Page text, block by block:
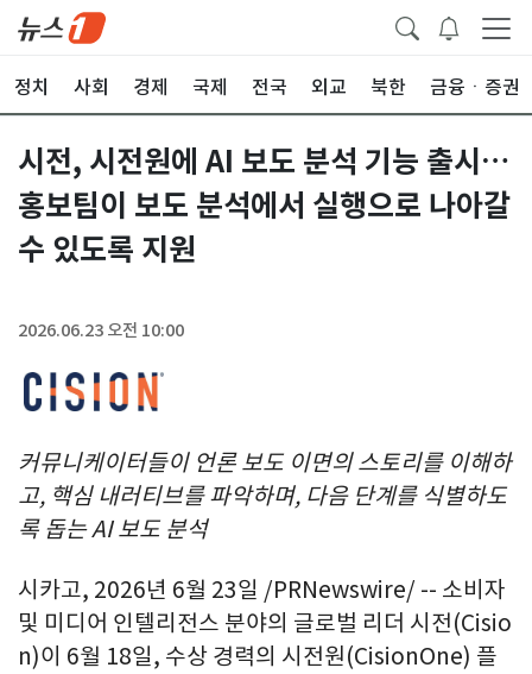
정치 사회 경제 국제 전국 외교 북한 금융ㆍ증권
시전, 시전원에 AI 보도 분석 기능 출시…
홍보팀이 보도 분석에서 실행으로 나아갈
수 있도록 지원
2026.06.23 오전 10:00
커뮤니케이터들이 언론 보도 이면의 스토리를 이해하
고, 핵심 내러티브를 파악하며, 다음 단계를 식별하도
록 돕는 AI 보도 분석
시카고, 2026년 6월 23일 /PRNewswire/ -- 소비자
및 미디어 인텔리전스 분야의 글로벌 리더 시전(Cisio
n)이 6월 18일, 수상 경력의 시전원(CisionOne) 플